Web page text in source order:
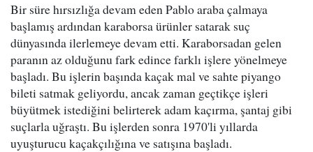
Bir süre hırsızlığa devam eden Pablo araba çalmaya
başlamış ardından karaborsa ürünler satarak suç
dünyasında ilerlemeye devam etti. Karaborsadan gelen
paranın az olduğunu fark edince farklı işlere yönelmeye
başladı. Bu işlerin başında kaçak mal ve sahte piyango
bileti satmak geliyordu, ancak zaman geçtikçe işleri
büyütmek istediğini belirterek adam kaçırma, şantaj gibi
suçlarla uğraştı. Bu işlerden sonra 1970'li yıllarda
uyuşturucu kaçakçılığına ve satışına başladı.